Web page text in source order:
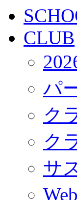
CLUB
パ
ク
ク
サ